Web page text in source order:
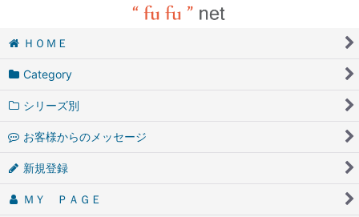
ＨＯＭＥ
Category
シリーズ別
お客様からのメッセージ
新規登録
ＭＹ ＰＡＧＥ